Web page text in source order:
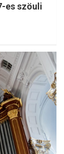
es szöuli